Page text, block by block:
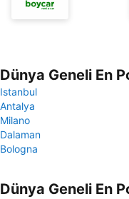
Dünya Geneli En
Istanbul
Antalya
Milano
Dalaman
Bologna
Dünya Geneli En